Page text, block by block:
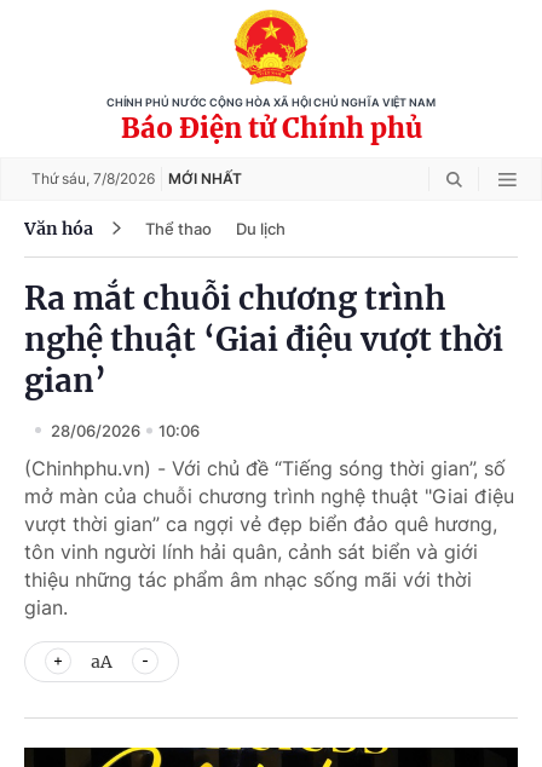
CHÍNH PHỦ NƯỚC CỘNG HÒA XÃ HỘI CHỦ NGHĨA VIỆT NAM
Báo Điện tử Chính phủ
Thứ sáu, 7/8/2026 MỚI NHẤT
Văn hóa Thể thao Du lịch
Ra mắt chuỗi chương trình
nghệ thuật ‘Giai điệu vượt thời
gian’
28/06/2026 10:06
(Chinhphu.vn) - Với chủ đề “Tiếng sóng thời gian”, số
mở màn của chuỗi chương trình nghệ thuật "Giai điệu
vượt thời gian” ca ngợi vẻ đẹp biển đảo quê hương,
tôn vinh người lính hải quân, cảnh sát biển và giới
thiệu những tác phẩm âm nhạc sống mãi với thời
gian.
aA